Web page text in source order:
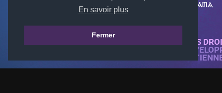
En savoir plus
Fermer
© 2018-2026 KTARENA. TOUS
SITE WEB ENTIÈREMENT
TOUTES LES IMAGES